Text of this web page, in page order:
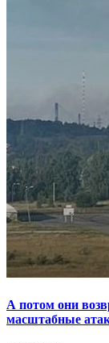
А потом они
масштабные